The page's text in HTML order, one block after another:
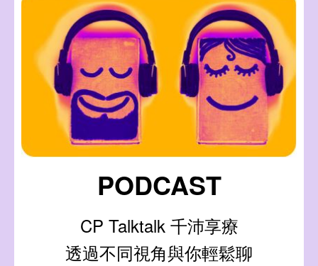
PODCAST
CP Talktalk 千沛享療
透過不同視角與你輕鬆聊